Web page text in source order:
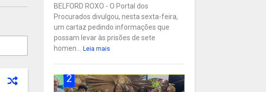
BELFORD ROXO - O Portal dos
Procurados divulgou, nesta sexta-feira,
um cartaz pedindo informações que
possam levar às prisões de sete
homen... Leia mais
2